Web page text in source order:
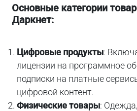
Основные категории
Даркнет:
Цифровые продукты:
лицензии на программное
подписки на платные
цифровой контент.
Физические товары: